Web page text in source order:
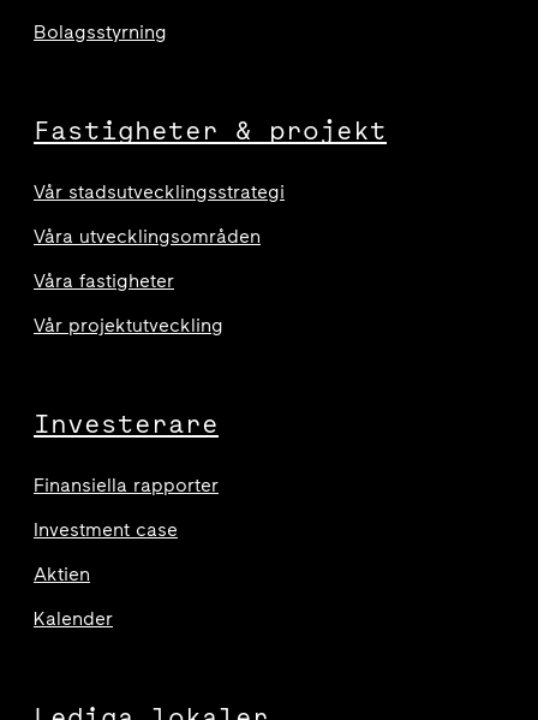
Bolagsstyrning
Fastigheter & projekt
Vår stadsutvecklingsstrategi
Våra utvecklingsområden
Våra fastigheter
Vår projektutveckling
Investerare
Finansiella rapporter
Investment case
Aktien
Kalender